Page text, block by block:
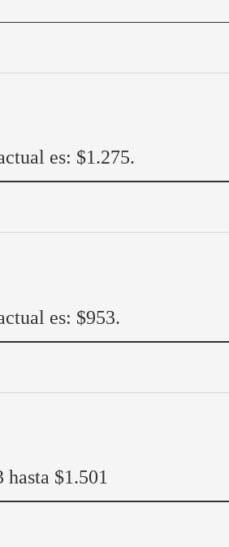
es: $1.275.
es: $953.
hasta $1.501